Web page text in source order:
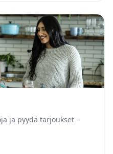
ja pyydä tarjoukset –